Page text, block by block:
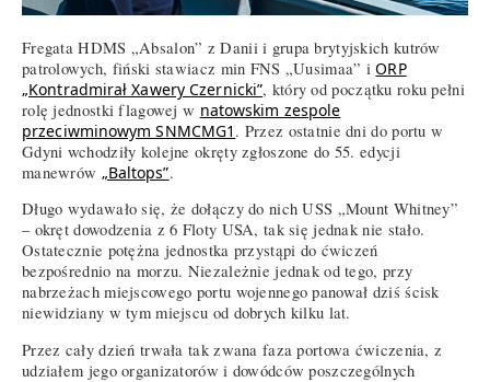
Fregata HDMS „Absalon” z Danii i grupa brytyjskich kutrów
patrolowych, fiński stawiacz min FNS „Uusimaa” iORP
„Kontradmirał Xawery Czernicki”, który od początku roku pełni
rolę jednostki flagowej w natowskim zespole
przeciwminowym SNMCMG1 . Przez ostatnie dni do portu w
Gdyni wchodziły kolejne okręty zgłoszone do 55. edycji
manewrów „Baltops”.
Długo wydawało się, że dołączy do nich USS „Mount Whitney”
– okręt dowodzenia z 6 Floty USA, tak się jednak nie stało.
Ostatecznie potężna jednostka przystąpi do ćwiczeń
bezpośrednio na morzu. Niezależnie jednak od tego, przy
nabrzeżach miejscowego portu wojennego panował dziś ścisk
niewidziany w tym miejscu od dobrych kilku lat.
Przez cały dzień trwała tak zwana faza portowa ćwiczenia, z
udziałem jego organizatorów i dowódców poszczególnych